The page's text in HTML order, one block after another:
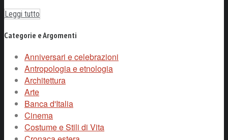
Leggi tutto
Categorie e Argomenti
Anniversari e celebrazioni
Antropologia e etnologia
Architettura
Arte
Banca d'Italia
Cinema
Costume e Stili di Vita